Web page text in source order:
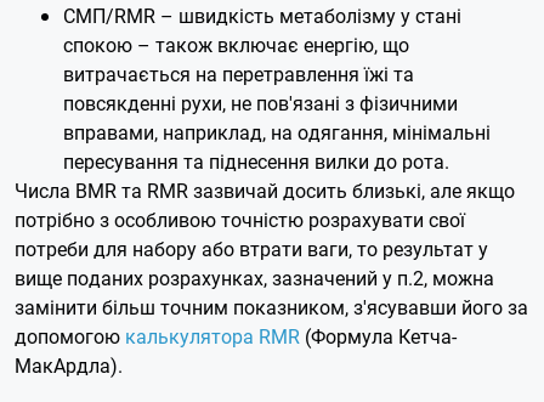
СМП/RMR – швидкість метаболізму у стані
спокою – також включає енергію, що
витрачається на перетравлення їжі та
повсякденні рухи, не пов'язані з фізичними
вправами, наприклад, на одягання, мінімальні
пересування та піднесення вилки до рота.
Числа BMR та RMR зазвичай досить близькі, але якщо
потрібно з особливою точністю розрахувати свої
потреби для набору або втрати ваги, то результат у
вище поданих розрахунках, зазначений у п.2, можна
замінити більш точним показником, з'ясувавши його за
допомогою калькулятора RMR (Формула Кетча-
МакАрдла).